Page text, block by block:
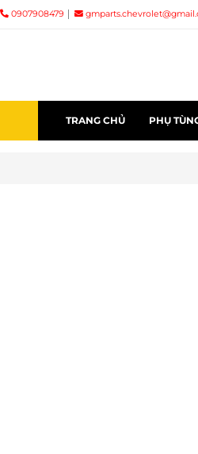
0907908479
TRANG CHỦ PHỤ